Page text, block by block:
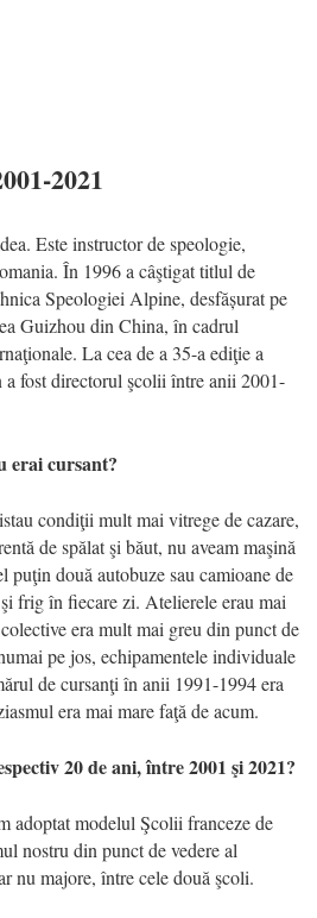
2021
Este instructor de speologie,
În 1996 a câştigat titlul de
Speologiei Alpine, desfășurat pe
Guizhou din China, în cadrul
La cea de a 35-a ediţie a
fost directorul şcolii între anii 2001-
erai cursant?
condiţii mult mai vitrege de cazare,
de spălat şi băut, nu aveam maşină
două autobuze sau camioane de
frig în fiecare zi. Atelierele erau mai
era mult mai greu din punct de
pe jos, echipamentele individuale
de cursanţi în anii 1991-1994 era
era mai mare faţă de acum.
20 de ani, între 2001 şi 2021?
adoptat modelul Şcolii franceze de
nostru din punct de vedere al
nu majore, între cele două şcoli.